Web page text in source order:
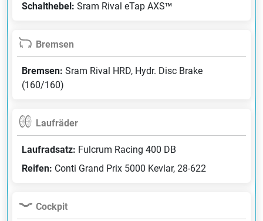
Schalthebel: Sram Rival eTap AXS™
Bremsen
Bremsen: Sram Rival HRD, Hydr. Disc Brake
(160/160)
Laufräder
Laufradsatz: Fulcrum Racing 400 DB
Reifen: Conti Grand Prix 5000 Kevlar, 28-622
Cockpit